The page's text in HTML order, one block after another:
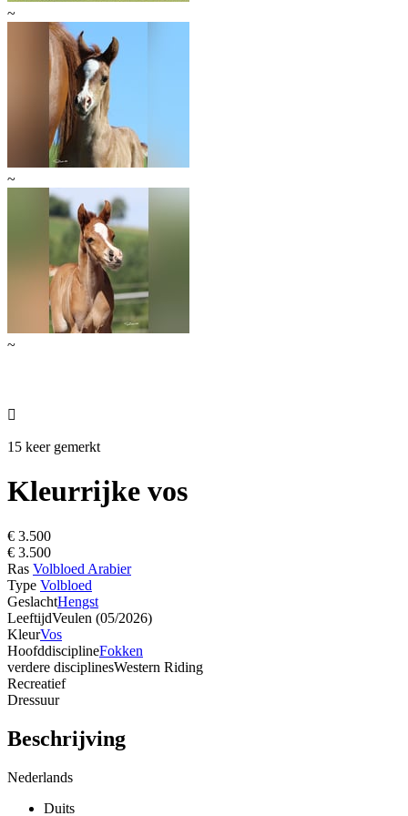
~
~
~

15 keer gemerkt
Kleurrijke vos
€ 3.500
€ 3.500
Ras Volbloed Arabier
Type Volbloed
GeslachtHengst
LeeftijdVeulen (05/2026)
KleurVos
HoofddisciplineFokken
verdere disciplinesWestern Riding
Recreatief
Dressuur
Beschrijving
Nederlands
Duits